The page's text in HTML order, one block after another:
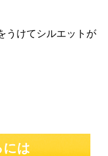
うけてシルエットが
には